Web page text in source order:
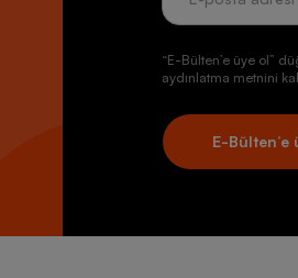
“E-Bülten’e üye ol”
aydınlatma metnini
E-Bülten’e